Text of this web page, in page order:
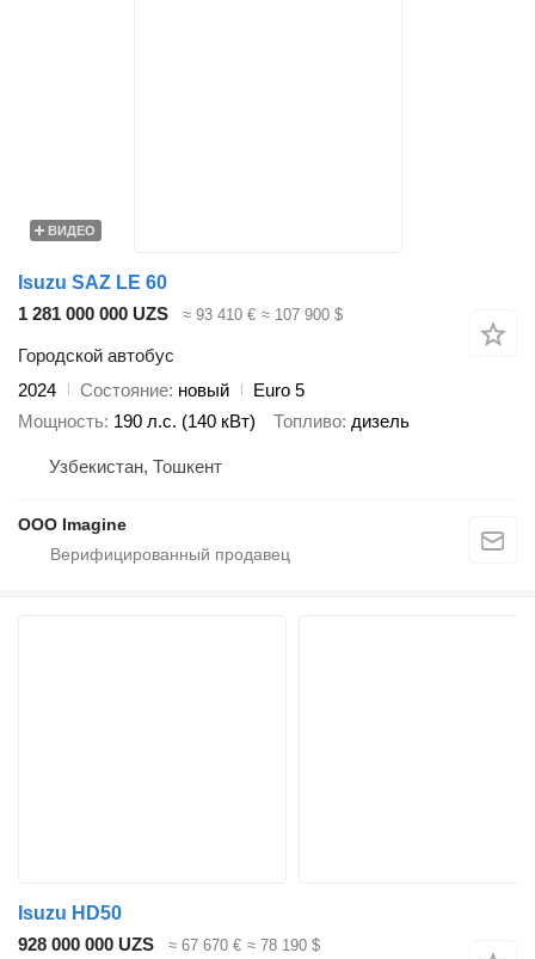
ВИДЕО
Isuzu SAZ LE 60
1 281 000 000 UZS
≈ 93 410 € ≈ 107 900 $
Городской автобус
2024
Состояние новый
Euro 5
Мощность 190 л.с. (140 кВт) Топливо дизель
Узбекистан, Тошкент
OOO Imagine
Isuzu HD50
928 000 000 UZS
≈ 67 670 € ≈ 78 190 $